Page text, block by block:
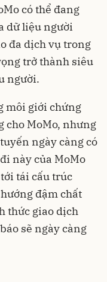
có thể đang
dữ liệu người
đa dịch vụ trong
trở thành siêu
người.
môi giới chứng
cho MoMo, nhưng
ngày càng có
này của MoMo
tái cấu trúc
đậm chất
thức giao dịch
sẽ ngày càng